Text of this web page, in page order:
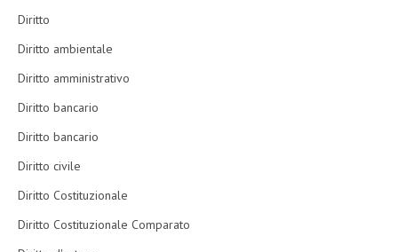
Diritto
Diritto ambientale
Diritto amministrativo
Diritto bancario
Diritto bancario
Diritto civile
Diritto Costituzionale
Diritto Costituzionale Comparato